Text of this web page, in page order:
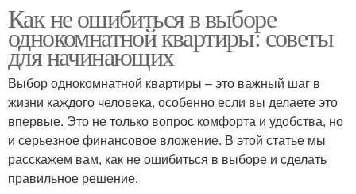
Как не ошибиться в выборе
однокомнатной квартиры: советы
для начинающих
Выбор однокомнатной квартиры – это важный шаг в
жизни каждого человека, особенно если вы делаете это
впервые. Это не только вопрос комфорта и удобства, но
и серьезное финансовое вложение. В этой статье мы
расскажем вам, как не ошибиться в выборе и сделать
правильное решение.